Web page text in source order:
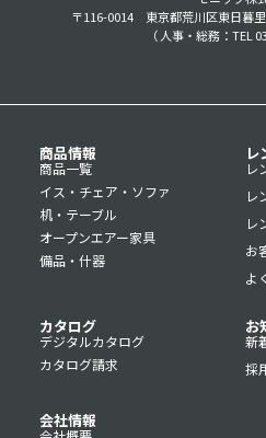
〒116-0014 東京都荒川区東日暮
（ 人事・総務：TEL
商品情報
商品一覧
イス・チェア・ソファ
机・テーブル
オープンエアー家具
備品・什器
レ
レ
レ
レ
お
よ
カタログ
デジタルカタログ
カタログ請求
お
新
採
会社情報